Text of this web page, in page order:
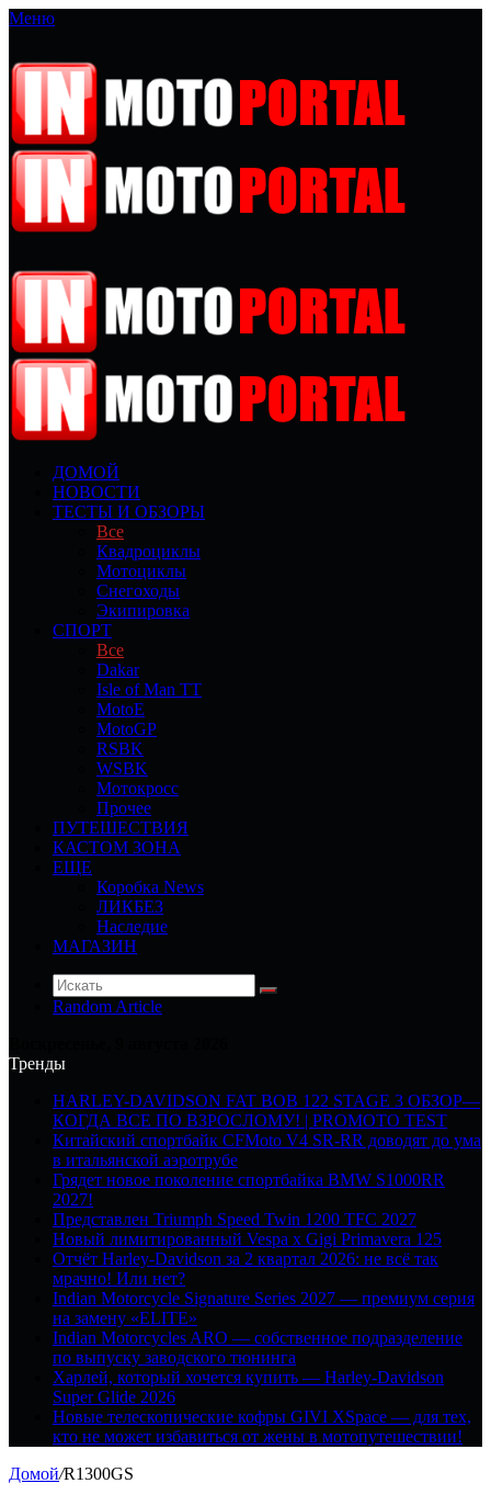
Меню
ДОМОЙ
НОВОСТИ
ТЕСТЫ И ОБЗОРЫ
Все
Квадроциклы
Мотоциклы
Снегоходы
Экипировка
СПОРТ
Все
Dakar
Isle of Man TT
MotoE
MotoGP
RSBK
WSBK
Мотокросс
Прочее
ПУТЕШЕСТВИЯ
КАСТОМ ЗОНА
ЕЩЕ
Коробка News
ЛИКБЕЗ
Наследие
МАГАЗИН
Random Article
Тренды
HARLEY-DAVIDSON FAT BOB 122 STAGE 3 ОБЗОР—
КОГДА ВСЕ ПО ВЗРОСЛОМУ! | PROMOTO TEST
Китайский спортбайк CFMoto V4 SR-RR доводят до ума
в итальянской аэротрубе
Грядет новое поколение спортбайка BMW S1000RR
2027!
Представлен Triumph Speed Twin 1200 TFC 2027
Новый лимитированный Vespa x Gigi Primavera 125
Отчёт Harley-Davidson за 2 квартал 2026: не всё так
мрачно! Или нет?
Indian Motorcycle Signature Series 2027 — премиум серия
на замену «ELITE»
Indian Motorcycles ARO — собственное подразделение
по выпуску заводского тюнинга
Харлей, который хочется купить — Harley-Davidson
Super Glide 2026
Новые телескопические кофры GIVI XSpace — для тех,
кто не может избавиться от жены в мотопутешествии!
Домой/R1300GS